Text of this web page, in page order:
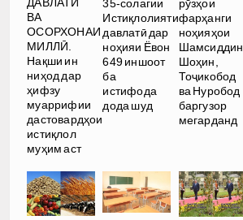
ДАВЛАТӢ
ВА
ОСОРХОНАИ
МИЛЛӢ.
Нақши ин
ниҳод дар
ҳифзу
муаррифии
дастовардҳои
истиқлол
муҳим аст
35-солагии
Истиқлолияти
давлатӣ дар
ноҳияи Ёвон
649 иншоот
ба
истифода
дода шуд
рӯзҳои
фарҳанги
ноҳияҳои
Шамсиддин
Шоҳин,
Тоҷикобод
ва Нуробод
баргузор
мегарданд